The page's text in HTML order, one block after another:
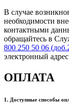
В случае
необходимости
контактными
обращайтесь в
800 250 50 06
электронный адрес
ОПЛАТА
1. Доступные способы